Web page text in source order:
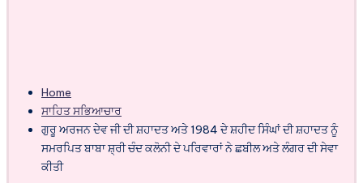
Home
ਸਾਹਿਤ ਸਭਿਆਚਾਰ
ਗੁਰੂ ਅਰਜਨ ਦੇਵ ਜੀ ਦੀ ਸ਼ਹਾਦਤ ਅਤੇ 1984 ਦੇ ਸ਼ਹੀਦ ਸਿੰਘਾਂ ਦੀ ਸ਼ਹਾਦਤ ਨੂੰ
ਸਮਰਪਿਤ ਬਾਬਾ ਸ਼੍ਰੀ ਚੰਦ ਕਲੋਨੀ ਦੇ ਪਰਿਵਾਰਾਂ ਨੇ ਛਬੀਲ ਅਤੇ ਲੰਗਰ ਦੀ ਸੇਵਾ
ਕੀਤੀ